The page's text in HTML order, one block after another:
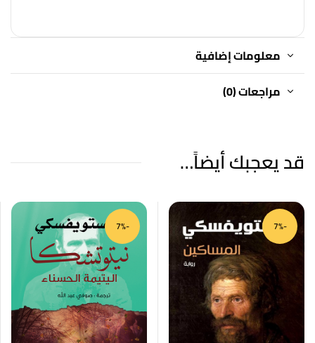
معلومات إضافية
مراجعات (0)
قد يعجبك أيضاً…
-7%
-7%